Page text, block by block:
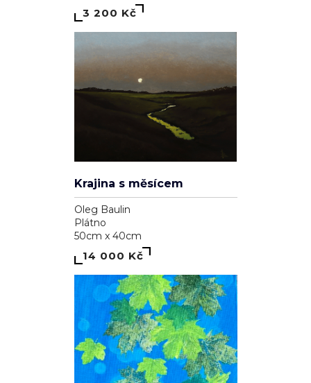
3 200 Kč
Krajina s měsícem
Oleg Baulin
Plátno
50cm x 40cm
14 000 Kč